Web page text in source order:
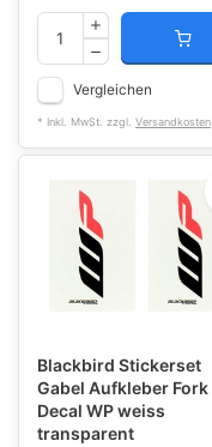
Vergleichen
* Inkl. MwSt. zzgl. Versandkosten
Blackbird Stickerset
Gabel Aufkleber Fork
Decal WP weiss
transparent